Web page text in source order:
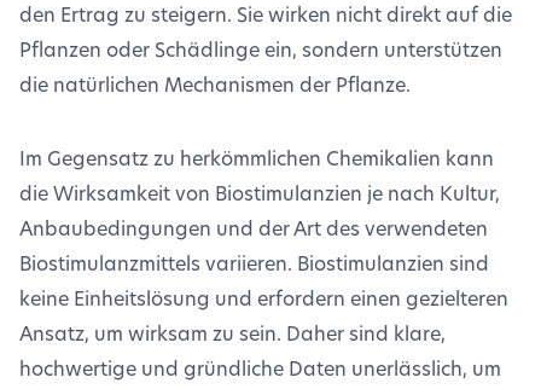
den Ertrag zu steigern. Sie wirken nicht direkt auf die
Pflanzen oder Schädlinge ein, sondern unterstützen
die natürlichen Mechanismen der Pflanze.
Im Gegensatz zu herkömmlichen Chemikalien kann
die Wirksamkeit von Biostimulanzien je nach Kultur,
Anbaubedingungen und der Art des verwendeten
Biostimulanzmittels variieren. Biostimulanzien sind
keine Einheitslösung und erfordern einen gezielteren
Ansatz, um wirksam zu sein. Daher sind klare,
hochwertige und gründliche Daten unerlässlich, um